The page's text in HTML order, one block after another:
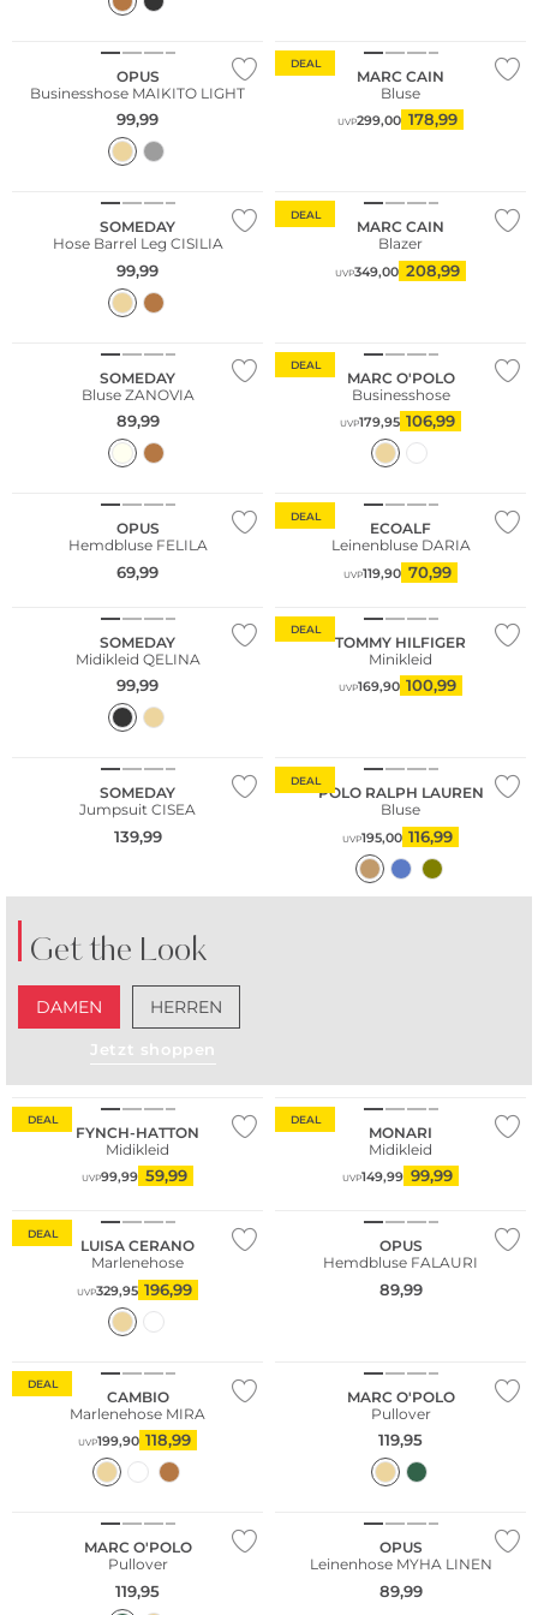
OPUS
Businesshose MAIKITO LIGHT
99,99
DEAL
MARC CAIN
Bluse
UVP299,00 178,99
SOMEDAY
Hose Barrel Leg CISILIA
99,99
DEAL
MARC CAIN
Blazer
UVP349,00 208,99
SOMEDAY
Bluse ZANOVIA
89,99
DEAL
MARC O'POLO
Businesshose
UVP179,95 106,99
OPUS
Hemdbluse FELILA
69,99
DEAL
ECOALF
Leinenbluse DARIA
UVP119,90 70,99
SOMEDAY
Midikleid QELINA
99,99
DEAL
TOMMY HILFIGER
Minikleid
UVP169,90 100,99
SOMEDAY
Jumpsuit CISEA
139,99
DEAL
POLO RALPH LAUREN
Bluse
UVP195,00 116,99
Get the Look
DAMEN HERREN
Jetzt shoppen
DEAL
Große Größen
FYNCH-HATTON
Midikleid
UVP99,99 59,99
DEAL
MONARI
Midikleid
UVP149,99 99,99
DEAL
LUISA CERANO
Marlenehose
UVP329,95 196,99
OPUS
Hemdbluse FALAURI
89,99
DEAL
CAMBIO
Marlenehose MIRA
UVP199,90 118,99
MARC O'POLO
Pullover
119,95
MARC O'POLO
Pullover
119,95
OPUS
Leinenhose MYHA LINEN
89,99